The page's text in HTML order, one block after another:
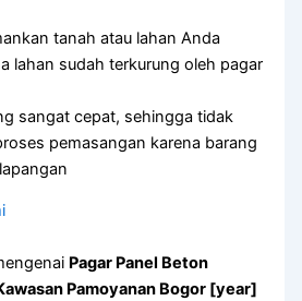
tanah atau lahan Anda
lahan sudah terkurung oleh pagar
sangat cepat, sehingga tidak
pemasangan karena barang
Pagar Panel Beton
Pamoyanan Bogor [year]